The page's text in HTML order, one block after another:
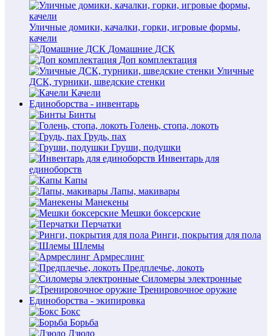
Уличные домики, качалки, горки, игровые формы,
качели
Домашние ДСК
Доп комплектация
Уличные
ДСК, турники, шведские стенки
Качели
Единоборства - инвентарь
Бинты
Голень, стопа, локоть
Грудь, пах
Груши, подушки
Инвентарь для
единоборств
Капы
Лапы, макивары
Манекены
Мешки боксерские
Перчатки
Ринги, покрытия для пола
Шлемы
Армреслинг
Предплечье, локоть
Силомеры электронные
Тренировочное оружие
Единоборства - экипировка
Бокс
Борьба
Дзюдо